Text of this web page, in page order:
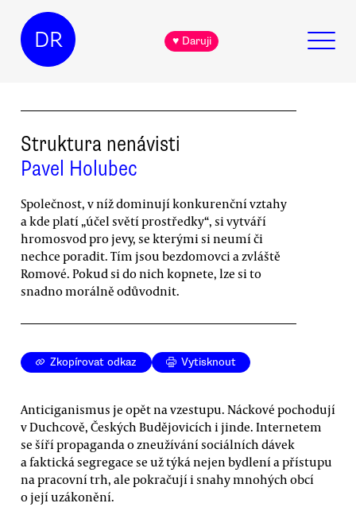
DR ♥ Daruji
Struktura nenávisti
Pavel Holubec
Společnost, v níž dominují konkurenční vztahy
a kde platí „účel světí prostředky“, si vytváří
hromosvod pro jevy, se kterými si neumí či
nechce poradit. Tím jsou bezdomovci a zvláště
Romové. Pokud si do nich kopnete, lze si to
snadno morálně odůvodnit.
Zkopírovat odkaz Vytisknout
Anticiganismus je opět na vzestupu. Náckové pochodují
v Duchcově, Českých Budějovicích i jinde. Internetem
se šíří propaganda o zneužívání sociálních dávek
a faktická segregace se už týká nejen bydlení a přístupu
na pracovní trh, ale pokračují i snahy mnohých obcí
o její uzákonění.